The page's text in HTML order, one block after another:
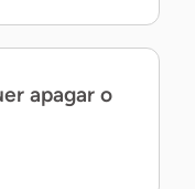
apagar o